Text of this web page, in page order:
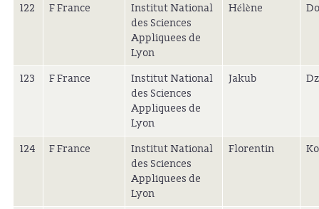
122 F France
Institut National
des Sciences
Appliquees de
Lyon
Hélène
123 F France
Institut National
des Sciences
Appliquees de
Lyon
Jakub
124 F France
Institut National
des Sciences
Appliquees de
Lyon
Florentin